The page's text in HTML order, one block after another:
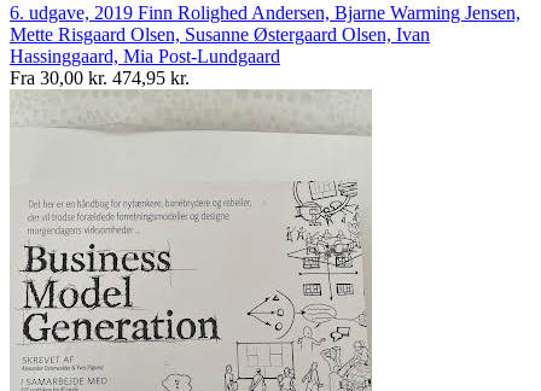
6. udgave, 2019 Finn Rolighed Andersen, Bjarne Warming Jensen,
Mette Risgaard Olsen, Susanne Østergaard Olsen, Ivan
Hassinggaard, Mia Post-Lundgaard
Fra 30,00 kr. 474,95 kr.